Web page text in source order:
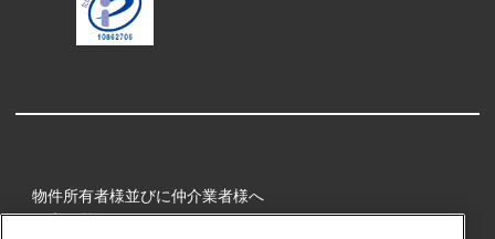
物件所有者様並びに仲介業者様へ
健康経営